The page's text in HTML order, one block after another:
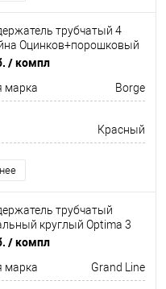
трубчатый 4
Оцинков+порошковый
Borge
/ компл
марка Borge
Красный
трубчатый
круглый Optima 3
Line
/ компл
марка Grand Line